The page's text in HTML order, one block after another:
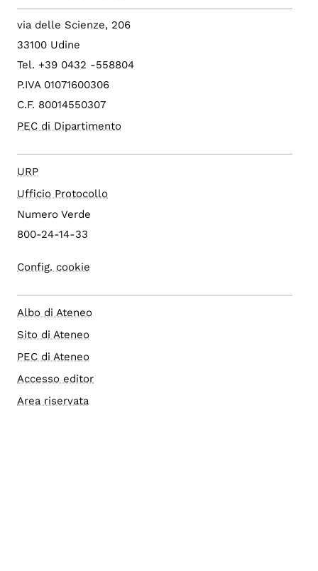
via delle Scienze, 206
33100 Udine
Tel. +39 0432 -558804
P.IVA 01071600306
C.F. 80014550307
PEC di Dipartimento
URP
Ufficio Protocollo
Numero Verde
800-24-14-33
Config. cookie
Albo di Ateneo
Sito di Ateneo
PEC di Ateneo
Accesso editor
Area riservata